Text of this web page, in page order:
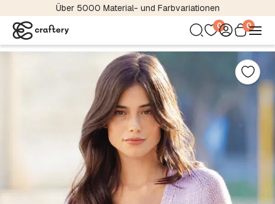
Über 5000 Material- und Farbvariationen
0 0